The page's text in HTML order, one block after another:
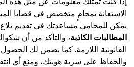
الاستعانة بمحامٍ متخصص في قضايا
يمكن للمحامي مساعدتك في تقديم
المطالبات الكاذبة، والتأكد من أن
القانونية اللازمة. كما يضمن لك
والحفاظ على سرية هويتك، ومنع أي